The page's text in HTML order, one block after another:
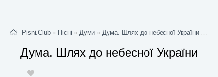
Pisni.Club » Пісні » Думи » Дума. Шлях до небесної України
Дума. Шлях до небесної України